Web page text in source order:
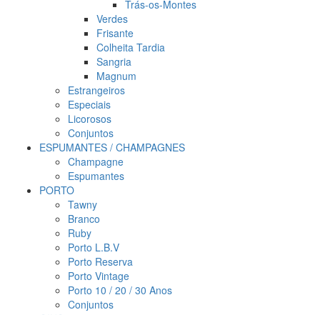
Trás-os-Montes
Verdes
Frisante
Colheita Tardia
Sangria
Magnum
Estrangeiros
Especiais
Licorosos
Conjuntos
ESPUMANTES / CHAMPAGNES
Champagne
Espumantes
PORTO
Tawny
Branco
Ruby
Porto L.B.V
Porto Reserva
Porto Vintage
Porto 10 / 20 / 30 Anos
Conjuntos